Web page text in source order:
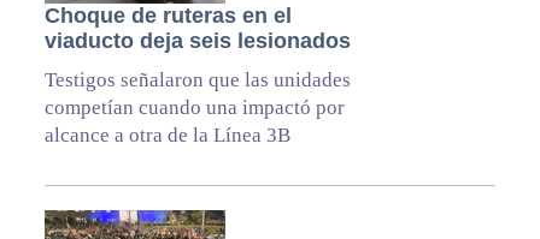
Choque de ruteras en el
viaducto deja seis lesionados
Testigos señalaron que las unidades
competían cuando una impactó por
alcance a otra de la Línea 3B